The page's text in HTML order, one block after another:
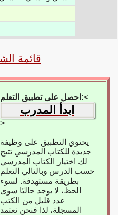
قائمة
احصل على تطبيق التعلم:<
ابدأ المدرب
>
يحتوي التطبيق على وظيفة
جديدة للكتاب المدرسي تتيح
لك اختيار الكتاب المدرسي
حسب الدرس وبالتالي التعلم
بطريقة مستهدفة. لسوء
الحظ، لا يوجد حاليًا سوى
عدد قليل من الكتب
المسجلة، لذا فنحن نعتمد